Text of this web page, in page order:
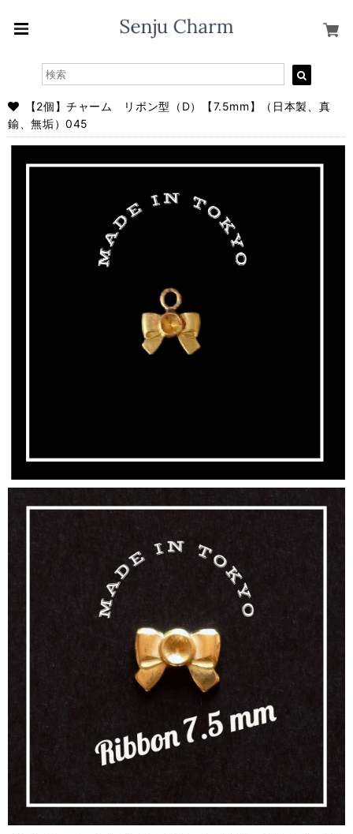
【2個】チャーム リボン型（D）【7.5mm】（日本製、真
鍮、無垢）045